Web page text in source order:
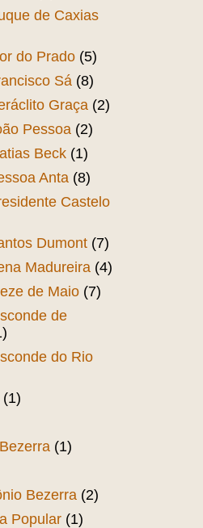
de Caxias
do Prado (5)
Sá (8)
Graça (2)
Pessoa (2)
Beck (1)
Anta (8)
Castelo
Dumont (7)
Madureira (4)
de Maio (7)
de
do Rio
(1)
(1)
Bezerra (2)
Popular (1)